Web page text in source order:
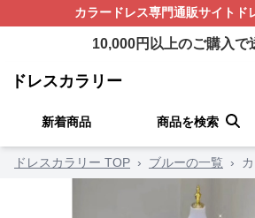
カラードレス専門通販サイト ド
10,000円以上のご購入で
ドレスカラリー
新着商品 商品を検索
ドレスカラリー TOP › ブルーの一覧 ›